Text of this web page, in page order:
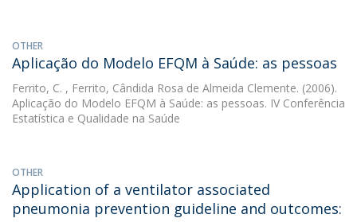
OTHER
Aplicação do Modelo EFQM à Saúde: as pessoas
Ferrito, C. , Ferrito, Cândida Rosa de Almeida Clemente. (2006).
Aplicação do Modelo EFQM à Saúde: as pessoas. IV Conferência
Estatística e Qualidade na Saúde
OTHER
Application of a ventilator associated
pneumonia prevention guideline and outcomes: